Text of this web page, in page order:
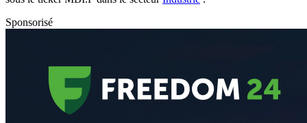
Sponsorisé